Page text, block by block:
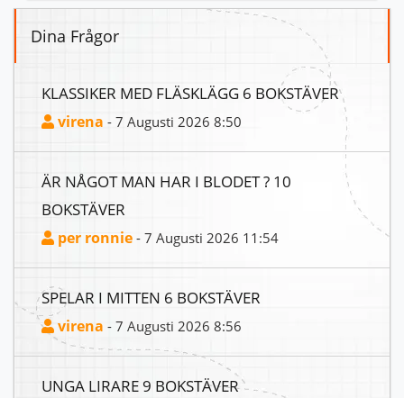
Dina Frågor
KLASSIKER MED FLÄSKLÄGG 6 BOKSTÄVER
virena - 7 Augusti 2026 8:50
ÄR NÅGOT MAN HAR I BLODET ? 10
BOKSTÄVER
per ronnie - 7 Augusti 2026 11:54
SPELAR I MITTEN 6 BOKSTÄVER
virena - 7 Augusti 2026 8:56
UNGA LIRARE 9 BOKSTÄVER